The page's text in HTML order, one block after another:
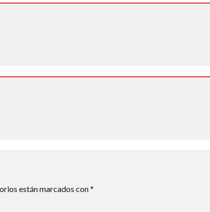
están marcados con*